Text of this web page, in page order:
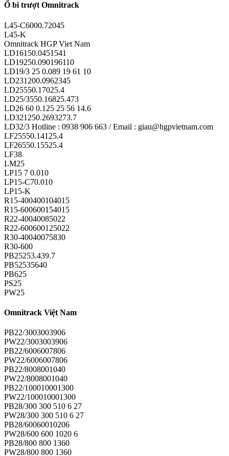
Ổ bi trượt Omnitrack
L45-C6000.72045
L45-K
Omnitrack HGP Viet Nam
LD16150.0451541
LD19250.090196110
LD19/3 25 0.089 19 61 10
LD231200.0962345
LD25550.17025.4
LD25/3550.16825.473
LD26 60 0.125 25 56 14.6
LD321250.2693273.7
LD32/3 Hotline : 0938 906 663 / Email : giau@hgpvietnam.com
LF25550.14125.4
LF26550.15525.4
LF38
LM25
LP15 7 0.010
LP15-C70.010
LP15-K
R15-400400104015
R15-600600154015
R22-40040085022
R22-600600125022
R30-40040075830
R30-600
PB25253.439.7
PB52535640
PB625
PS25
PW25
Omnitrack Việt Nam
PB22/3003003906
PW22/3003003906
PB22/6006007806
PW22/6006007806
PB22/8008001040
PW22/8008001040
PB22/100010001300
PW22/100010001300
PB28/300 300 510 6 27
PW28/300 300 510 6 27
PB28/60060010206
PW28/600 600 1020 6
PB28/800 800 1360
PW28/800 800 1360